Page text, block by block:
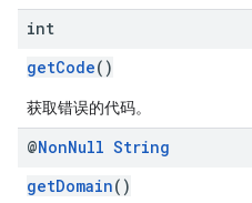
int
getCode()
获取错误的代码。
@NonNull String
getDomain()